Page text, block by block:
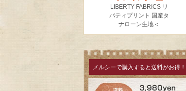
メルシーで購入すると送料がお得！